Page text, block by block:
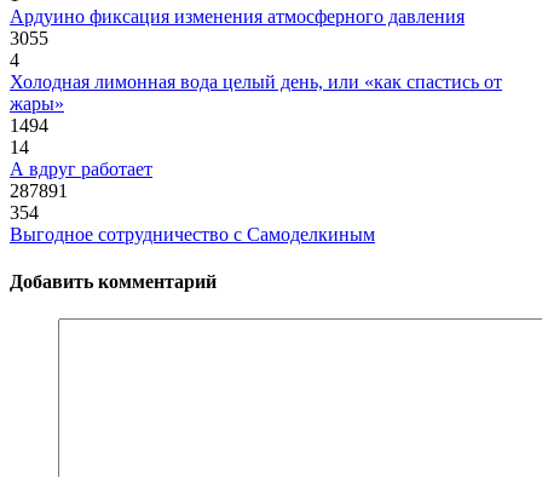
Ардуино фиксация изменения атмосферного давления
3055
4
Холодная лимонная вода целый день, или «как спастись от
жары»
1494
14
А вдруг работает
287891
354
Выгодное сотрудничество с Самоделкиным
Добавить комментарий